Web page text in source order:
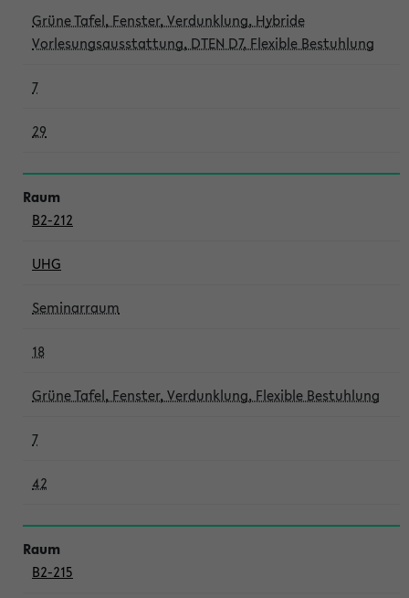
Grüne Tafel, Fenster, Verdunklung, Hybride
Vorlesungsausstattung, DTEN D7, Flexible Bestuhlung
7
29
B2-212
UHG
Seminarraum
18
Grüne Tafel, Fenster, Verdunklung, Flexible Bestuhlung
7
42
B2-215